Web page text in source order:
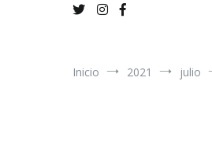
Inicio 2021 julio